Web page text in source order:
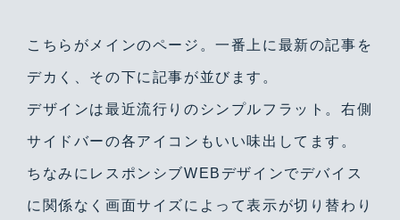
こちらがメインのページ。一番上に最新の記事を
デカく、その下に記事が並びます。
デザインは最近流行りのシンプルフラット。右側
サイドバーの各アイコンもいい味出してます。
ちなみにレスポンシブWEBデザインでデバイス
に関係なく画面サイズによって表示が切り替わり